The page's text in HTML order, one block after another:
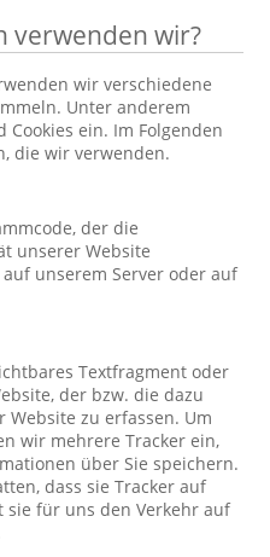
verwenden wir?
wir verschiedene
Unter anderem
Cookies ein. Im Folgenden
die wir verwenden.
der die
unserer Website
unserem Server oder auf
Textfragment oder
der bzw. die dazu
zu erfassen. Um
wir mehrere Tracker ein,
über Sie speichern.
dass sie Tracker auf
sie für uns den Verkehr auf